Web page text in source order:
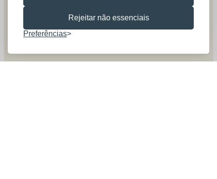
Rejeitar não essenciais
Preferências